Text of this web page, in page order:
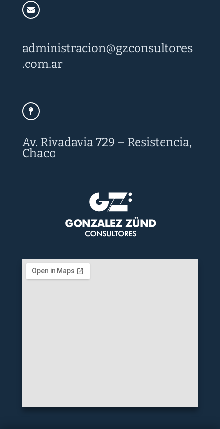
administracion@gzconsultores
.com.ar
Av. Rivadavia 729 – Resistencia,
Chaco